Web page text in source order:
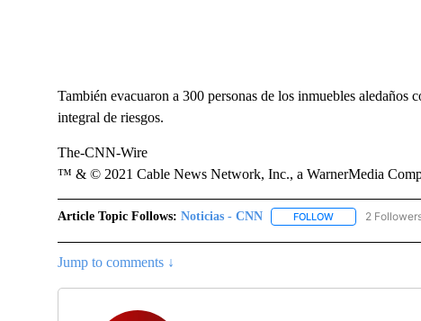
También evacuaron a 300 personas de los inmuebles aledaños
integral de riesgos.
The-CNN-Wire
™ & © 2021 Cable News Network, Inc., a WarnerMedia
Article Topic Follows: Noticias - CNN FOLLOWFOLLOW
2
Jump to comments ↓